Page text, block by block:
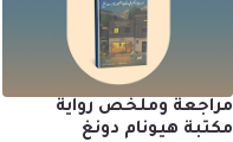
مراجعة وملخص رواية
مكتبة هيونام دونغ